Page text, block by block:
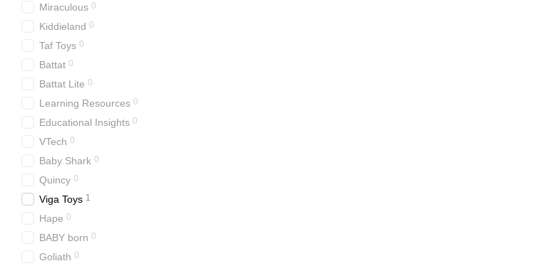
Miraculous 0
Kiddieland 0
Taf Toys 0
Battat 0
Battat Lite 0
Learning Resources 0
Educational Insights 0
VTech 0
Baby Shark 0
Quincy 0
Viga Toys 1
Hape 0
BABY born 0
Goliath 0